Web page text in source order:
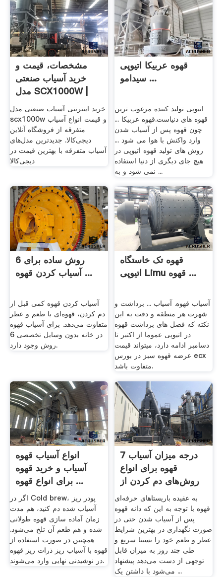
مشخصات، قیمت و
خرید آسیاب صنعتی
مدل SCX1000W |
خرید اینترنتی آسیاب صنعتی مدل
scx1000w و قیمت انواع آسیاب
متفرقه از فروشگاه آنلاین
دیجی‌کالا. جدیدترین مدل‌های
آسیاب متفرقه با بهترین قیمت در
دیجی‌کالا
قهوه عربیکا اتیوپی
سیدامو ...
اتیوپی تولید کننده مرغوب ترین
قهوه های دنیاست.قهوه عربیکا ...
چون قهوه پس از آسیاب شدن
وارد واکنش با هوا می شود ...
روش های تولید قهوه اتیوپی در
هیچ جای دیگری از دنیا استفاده
نمی شود و به ...
6 روش ساده برای
آسیاب کردن قهوه ...
آسیاب کردن قهوه کمی قبل از
دم کردن، قهوه‌ای با طعم و عطر
متفاوت می‌دهد. برای آسیاب قهوه
در خانه بدون وسایل تخصصی 6
روش وجود دارد.
قهوه تک خاستگاه
اتیوپی Limu قهوه ...
آسیاب قهوه. آسیاب ... برداشت و
شهرت هر منطقه و دقت به این
نکته که فصل های برداشت قهوه
در اتیوپی عموما از اکتبر تا
دسامبر ادامه دارد، میتواند قیمت
عرضه قهوه سبز در بورس ecx
متفاوت باشد.
انواع آسیاب قهوه
آسیاب و خرید قهوه
برای انواع قهوه ...
اگر در Cold brew، پودر ریز
آسیاب شده دم کنید، هم مدت
زمان آماده سازی قهوه طولانی
شده و هم طعم آن تلخ می‌شود.
همچنین در صورت استفاده از
قهوه با آسیاب ریز ذرات ریز قهوه
در نوشیدنی نهایی وارد می‌شوند.
7 درجه میزان آسیاب
قهوه برای انواع
روش‌های دم کردن از
فرنچ ...
به عقیده باریستاهای حرفه‌ای
قهوه با توجه به این که دانه قهوه
پس از آسیاب شدن حتی در
صورت نگهداری در بهترین شرایط
عطر و طعم خود را نسبتا سریع و
طی چند روز به میزان قابل
توجهی از دست می‌دهد پیشنهاد
می‌شود با داشتن یک ...